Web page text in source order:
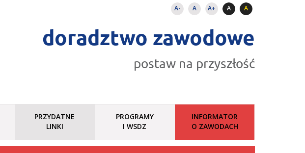
A- A A+ A A
doradztwo zawodowe
postaw na przyszłość
PRZYDATNE
LINKI
PROGRAMY
I WSDZ
INFORMATOR
O ZAWODACH